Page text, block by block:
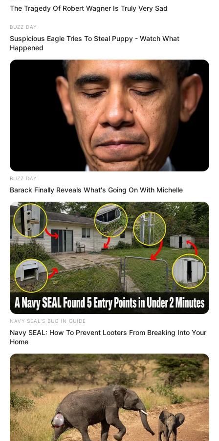
com prendedores de roupa
Deixe seu comentário
43 Comentários
tuna há 13 anos
adoro artesanato sou fã de vcs , acho muito
interessante os trabalhos q sao postados aki.
Parabens e obrigada pelas dicas.
ARMENIA há 13 anos
lindo vou tentar fazer uma,abraços
adorei as dicas, tudo muito lindo e fácil de fazer
Aida Gomes há 13 anos
Lindo trabalho, gostei muito.
FLAVIANA DE SOUZA SANTOS há 13 anos
The Tragedy Of Robert Wagner Is Truly Very Sad
BUZZ DAY
Suspicious Eagle Tries To Steal Puppy - Watch What
Happened
BUZZ DAY
Barack Finally Reveals What's Going On With Michelle
NAVY SEAL'S BUG IN GUIDE
Navy SEAL: How To Prevent Looters From Breaking Into Your
Home